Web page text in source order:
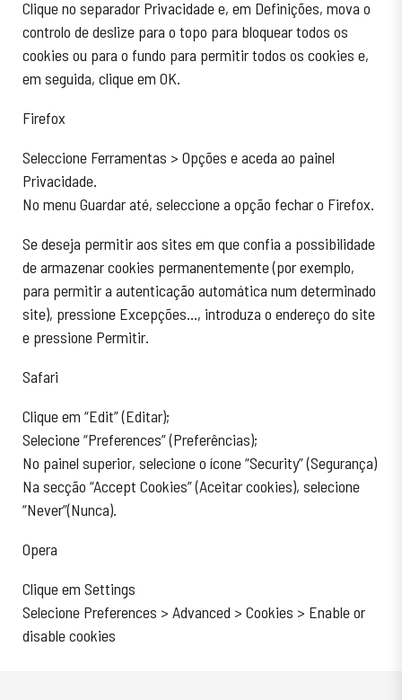
Clique no separador Privacidade e, em Definições, mova o
controlo de deslize para o topo para bloquear todos os
cookies ou para o fundo para permitir todos os cookies e,
em seguida, clique em OK.
Firefox
Seleccione Ferramentas > Opções e aceda ao painel
Privacidade.
No menu Guardar até, seleccione a opção fechar o Firefox.
Se deseja permitir aos sites em que confia a possibilidade
de armazenar cookies permanentemente (por exemplo,
para permitir a autenticação automática num determinado
site), pressione Excepções…, introduza o endereço do site
e pressione Permitir.
Safari
Clique em “Edit” (Editar);
Selecione “Preferences” (Preferências);
No painel superior, selecione o ícone “Security” (Segurança)
Na secção “Accept Cookies” (Aceitar cookies), selecione
“Never”(Nunca).
Opera
Clique em Settings
Selecione Preferences > Advanced > Cookies > Enable or
disable cookies